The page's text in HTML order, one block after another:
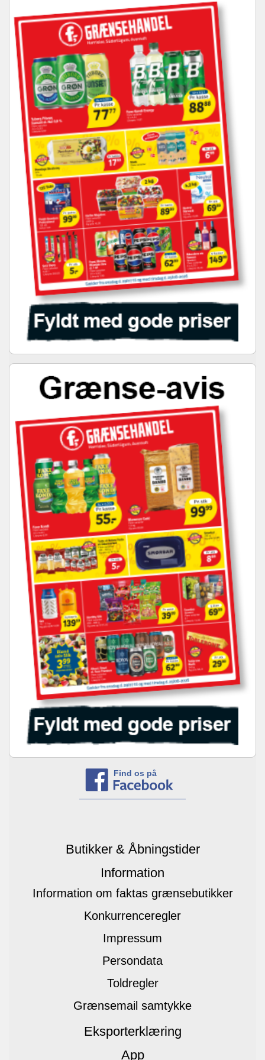
Find os på
Butikker & Åbningstider
Information
Information om faktas grænsebutikker
Konkurrenceregler
Impressum
Persondata
Toldregler
Grænsemail samtykke
Eksporterklæring
App